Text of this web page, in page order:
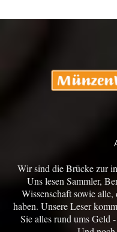
Wir sind die Brücke zur
Uns lesen Sammler,
Wissenschaft sowie
haben. Unsere Leser
Sie alles rund ums Geld